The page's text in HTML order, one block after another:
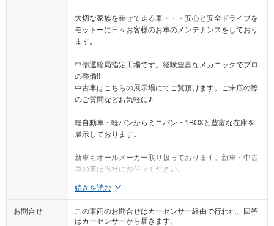
大切な家族を乗せて走る車・・・安心と安全ドライブを
モットーに日々お客様のお車のメンテナンスをしており
ます。
中部運輸局指定工場です。経験豊富なメカニックでプロ
の整備!!
中古車はこちらの展示場にてご覧頂けます。ご来店の際
のご質問などお気軽に♪
軽自動車・軽バンからミニバン・1BOXと豊富な在庫を
展示しております。
新車もオールメーカー取り扱っております。新車・中古
車の事は当社にお任せください。
続きを読む
お問合せ
この車両のお問合せはカーセンサー経由で行われ、回答
はカーセンサーから届きます。